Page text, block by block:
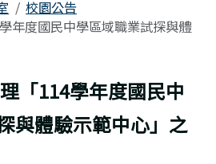
校園公告
年度國民中學區域職業試探與體
「114學年度國民中
與體驗示範中心」之